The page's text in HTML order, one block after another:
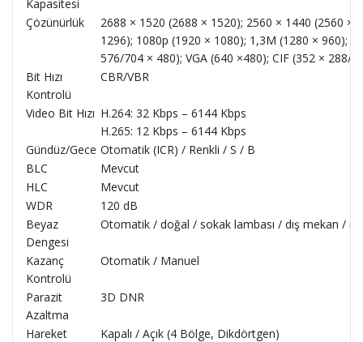
Kapasitesi
Çözünürlük
2688 × 1520 (2688 × 1520); 2560 × 1440 (2560 ×
1296); 1080p (1920 × 1080); 1,3M (1280 × 960);
576/704 × 480); VGA (640 ×480); CIF (352 × 288/
Bit Hızı
Kontrolü
CBR/VBR
Video Bit Hızı H.264: 32 Kbps – 6144 Kbps
H.265: 12 Kbps – 6144 Kbps
Gündüz/Gece Otomatik (ICR) / Renkli / S / B
BLC
Mevcut
HLC
Mevcut
WDR
120 dB
Beyaz
Dengesi
Otomatik / doğal / sokak lambası / dış mekan /
Kazanç
Kontrolü
Otomatik / Manuel
Parazit
Azaltma
3D DNR
Hareket
Kapalı / Açık (4 Bölge, Dikdörtgen)